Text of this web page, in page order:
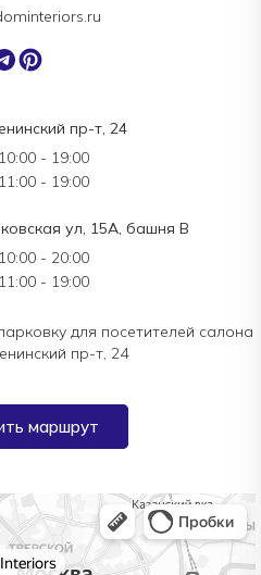
пр-т, 24
- 19:00
- 19:00
ул, 15А, башня В
- 20:00
- 19:00
для посетителей салона
пр-т, 24
маршрут